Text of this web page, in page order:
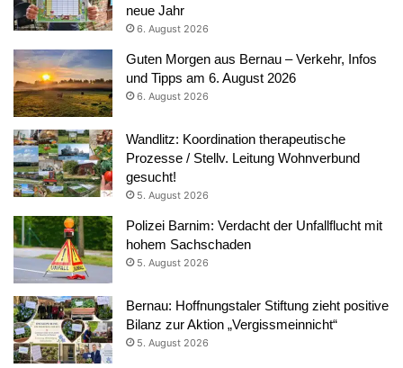
neue Jahr
6. August 2026
Guten Morgen aus Bernau – Verkehr, Infos
und Tipps am 6. August 2026
6. August 2026
Wandlitz: Koordination therapeutische
Prozesse / Stellv. Leitung Wohnverbund
gesucht!
5. August 2026
Polizei Barnim: Verdacht der Unfallflucht mit
hohem Sachschaden
5. August 2026
Bernau: Hoffnungstaler Stiftung zieht positive
Bilanz zur Aktion „Vergissmeinnicht“
5. August 2026